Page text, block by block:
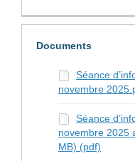
Documents
Séance
novembre
Séance
novembre 2025
MB) (pdf)